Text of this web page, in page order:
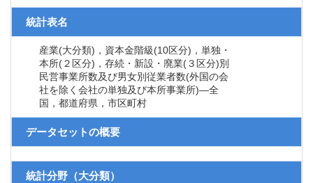
統計表名
産業(大分類)，資本金階級(10区分)，単独・
本所(２区分)，存続・新設・廃業(３区分)別
民営事業所数及び男女別従業者数(外国の会
社を除く会社の単独及び本所事業所)―全
国，都道府県，市区町村
データセットの概要
統計分野（大分類）